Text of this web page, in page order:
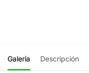
Galería Descripción